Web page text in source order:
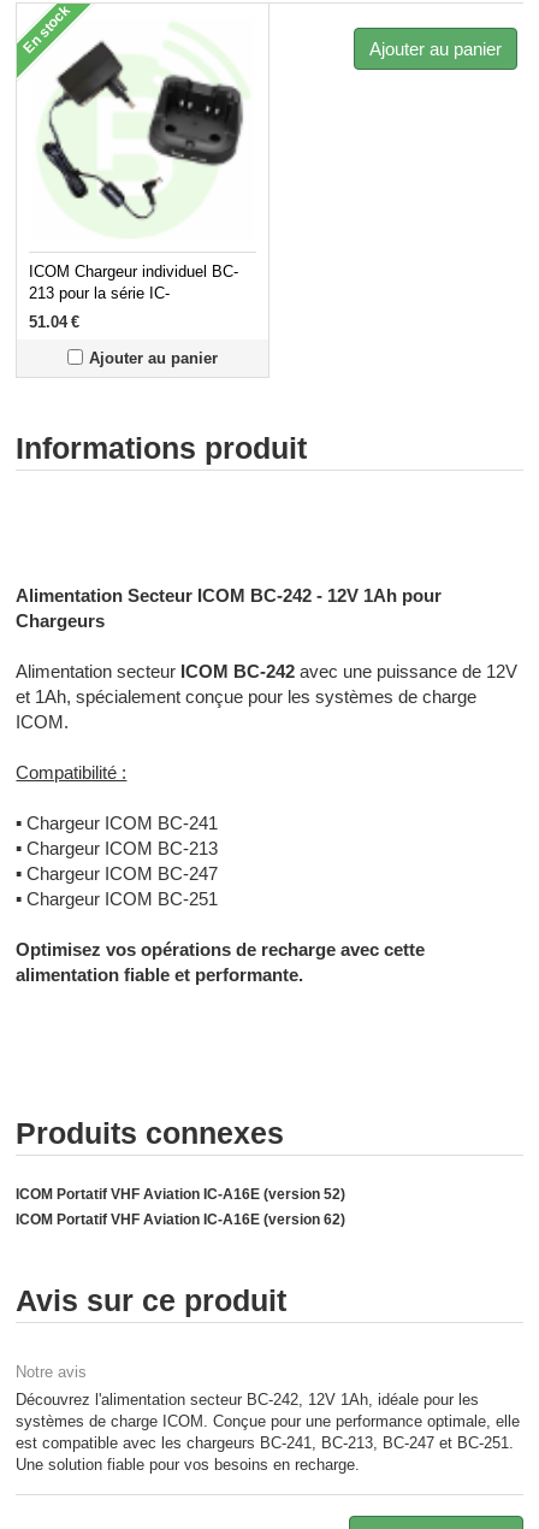
En stock
ICOM Chargeur individuel BC-
213 pour la série IC-
F1000/F29SR/A16E/T10
51.04€
Ajouter au panier
Ajouter au panier
Informations produit
Alimentation Secteur ICOM BC-242 - 12V 1Ah pour
Chargeurs
Alimentation secteur ICOM BC-242 avec une puissance de 12V
et 1Ah, spécialement conçue pour les systèmes de charge
ICOM.
Compatibilité :
▪ Chargeur ICOM BC-241
▪ Chargeur ICOM BC-213
▪ Chargeur ICOM BC-247
▪ Chargeur ICOM BC-251
Optimisez vos opérations de recharge avec cette
alimentation fiable et performante.
Produits connexes
ICOM Portatif VHF Aviation IC-A16E (version 52)
ICOM Portatif VHF Aviation IC-A16E (version 62)
Avis sur ce produit
Notre avis
Découvrez l'alimentation secteur BC-242, 12V 1Ah, idéale pour les
systèmes de charge ICOM. Conçue pour une performance optimale, elle
est compatible avec les chargeurs BC-241, BC-213, BC-247 et BC-251.
Une solution fiable pour vos besoins en recharge.